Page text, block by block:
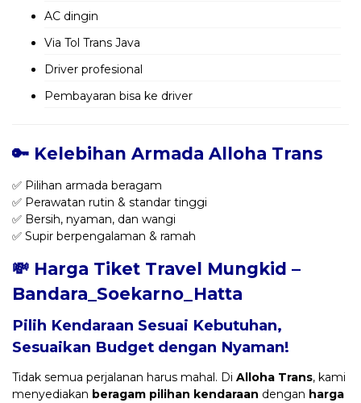
AC dingin
Via Tol Trans Java
Driver profesional
Pembayaran bisa ke driver
🔑 Kelebihan Armada Alloha Trans
✅ Pilihan armada beragam
✅ Perawatan rutin & standar tinggi
✅ Bersih, nyaman, dan wangi
✅ Supir berpengalaman & ramah
💸 Harga Tiket Travel Mungkid –
Bandara_Soekarno_Hatta
Pilih Kendaraan Sesuai Kebutuhan,
Sesuaikan Budget dengan Nyaman!
Tidak semua perjalanan harus mahal. Di Alloha Trans, kami
menyediakan beragam pilihan kendaraan dengan harga